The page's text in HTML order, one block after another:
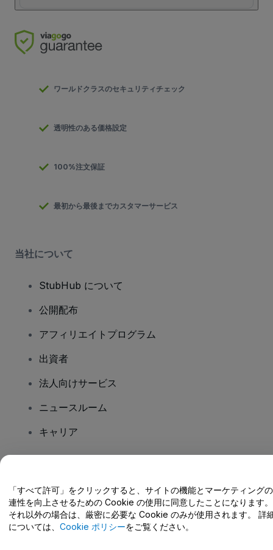
ワールドクラスのセキュリティチェック
透明性のある価格設定
100%注文保証
最初から最後までカスタマーサービス
当社について
StubHub について
公開配布
アフィリエイトプログラム
出資者
法人向けサービス
ニュースルーム
キャリア
ヘルプセンター / こちらまでご連絡下さい
「すべて許可」をクリックすると、サイトの機能とマーケティング
連性を向上させるための Cookie の使用に同意したことになります。
それ以外の場合は、厳密に必要な Cookie のみが使用されます。 詳
については、 Cookie ポリシーをご覧ください。